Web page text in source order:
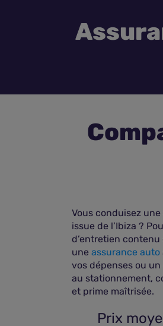
Vous conduisez une
issue de l’Ibiza ?
d’entretien
une assurance auto
vos dépenses ou
au stationnement,
et prime maîtrisée.
Prix